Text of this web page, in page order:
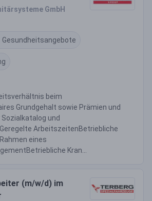
GmbH
Gesundheitsangebote
beim
Grundgehalt sowie Prämien und
und
ArbeitszeitenBetriebliche
eines
Kran...
(m/w/d) im